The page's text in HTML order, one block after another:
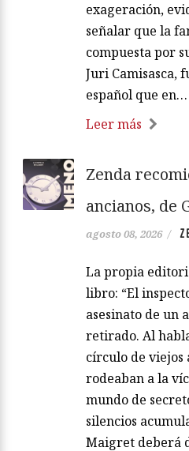
exageración,
señalar que la
compuesta por
Juri Camisasca,
español que en…
Leer más
Zenda
ancianos, de
agosto 08, 2026 /
La propia
libro: “El
asesinato de un
retirado. Al
círculo de viejos
rodeaban a la
mundo de
silencios
Maigret deberá